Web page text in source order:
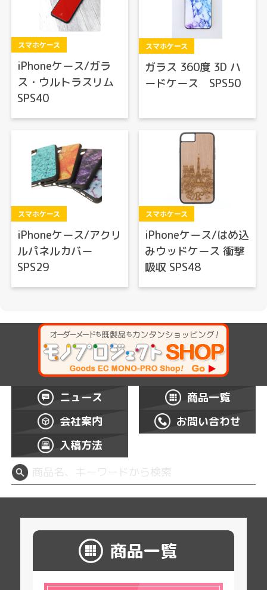
スマホケース
iPhoneケース/ガラ
ス・ウルトラスリム
SPS40
スマホケース
ガラス 360度 3D ハ
ードケース SPS50
スマホケース
iPhoneケース/アクリ
ルパネルカバー
SPS29
スマホケース
iPhoneケース/はめ込
みウッドケース 衝撃
吸収 SPS48
ニュース
商品一覧
会社案内
お問い合わせ
入稿方法
商品一覧